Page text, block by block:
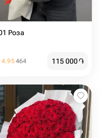
Роза
4.95464 115 000֏